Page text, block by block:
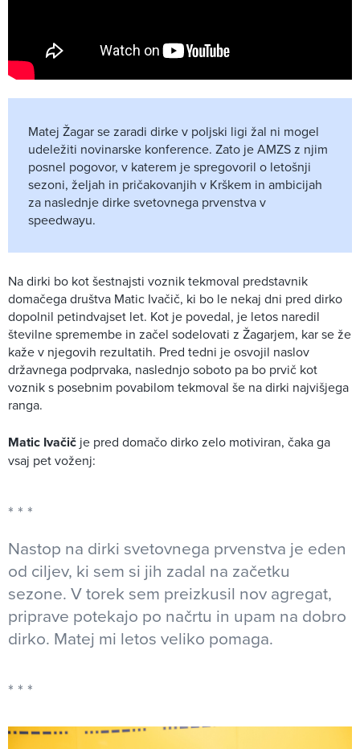
Matej Žagar se zaradi dirke v poljski ligi žal ni mogel
udeležiti novinarske konference. Zato je AMZS z njim
posnel pogovor, v katerem je spregovoril o letošnji
sezoni, željah in pričakovanjih v Krškem in ambicijah
za naslednje dirke svetovnega prvenstva v
speedwayu.
Na dirki bo kot šestnajsti voznik tekmoval predstavnik
domačega društva Matic Ivačič, ki bo le nekaj dni pred dirko
dopolnil petindvajset let. Kot je povedal, je letos naredil
številne spremembe in začel sodelovati z Žagarjem, kar se že
kaže v njegovih rezultatih. Pred tedni je osvojil naslov
državnega podprvaka, naslednjo soboto pa bo prvič kot
voznik s posebnim povabilom tekmoval še na dirki najvišjega
ranga.
Matic Ivačič je pred domačo dirko zelo motiviran, čaka ga
vsaj pet voženj:
Nastop na dirki svetovnega prvenstva je eden
od ciljev, ki sem si jih zadal na začetku
sezone. V torek sem preizkusil nov agregat,
priprave potekajo po načrtu in upam na dobro
dirko. Matej mi letos veliko pomaga.